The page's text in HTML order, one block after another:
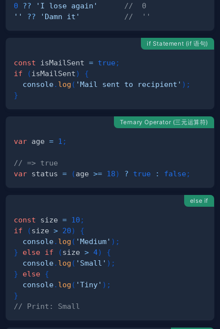
0
?? 'I lose again'
//  0
''
?? 'Damn it' //  ''
if Statement (if 语句)
const isMailSent = true ;
if
( isMailSent)
{
console. log ( 'Mail sent to recipient' ) ;
}
Ternary Operator (三元运算符)
var age = 1 ;
// => true
var status = (age >= 18) ? true : false ;
else if
const size = 10 ;
if
(size > 20)
{
console. log ( 'Medium' ) ;
}
else if (size > 4)
{
console. log ( 'Small' ) ;
}
else {
console. log ( 'Tiny' ) ;
}
// Print: Small